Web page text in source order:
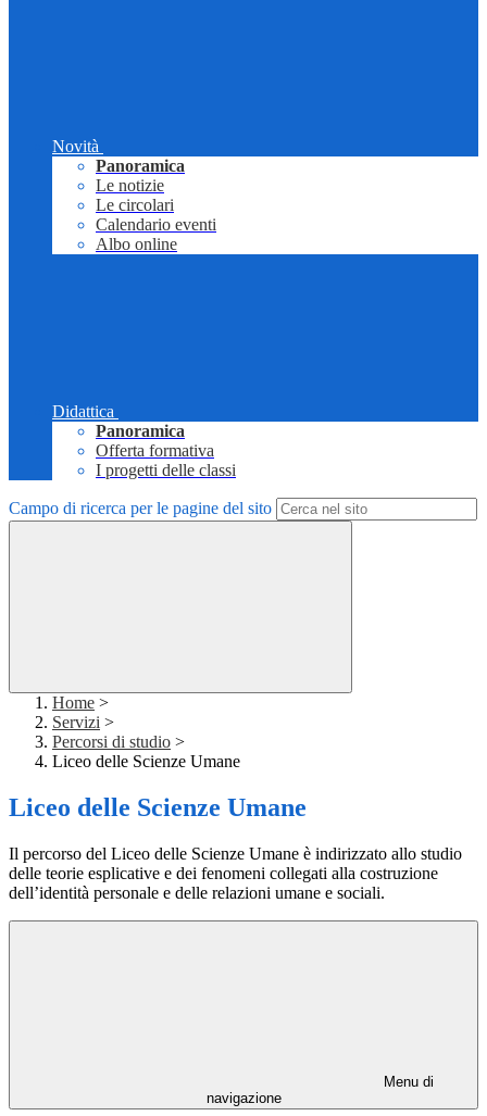
Novità
Panoramica
Le notizie
Le circolari
Calendario eventi
Albo online
Didattica
Panoramica
Offerta formativa
I progetti delle classi
Campo di ricerca per le pagine del sito
Home >
Servizi >
Percorsi di studio >
Liceo delle Scienze Umane
Liceo delle Scienze Umane
Il percorso del Liceo delle Scienze Umane è indirizzato allo studio
delle teorie esplicative e dei fenomeni collegati alla costruzione
dell’identità personale e delle relazioni umane e sociali.
Menu di
navigazione